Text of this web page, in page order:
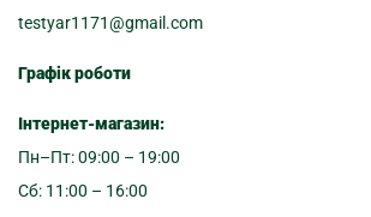
testyar1171@gmail.com
Графік роботи
Інтернет-магазин:
Пн–Пт: 09:00 – 19:00
Сб: 11:00 – 16:00